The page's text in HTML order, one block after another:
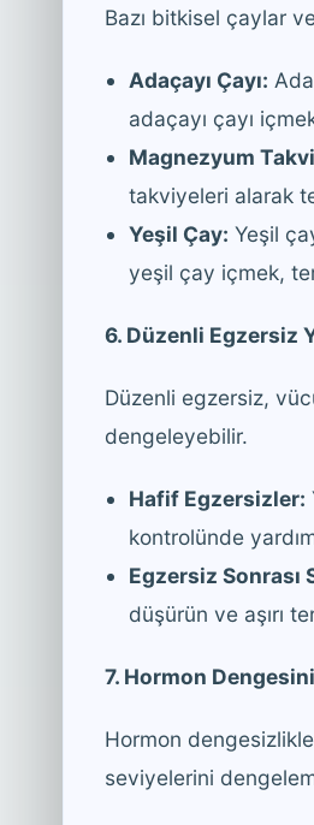
Bazı bitkisel çaylar
Adaçayı Çayı:
adaçayı çayı
Magnezyum
takviyeleri alarak
Yeşil Çay: Yeşil
yeşil çay içmek,
6. Düzenli Egzersiz
Düzenli egzersiz,
dengeleyebilir.
Hafif Egzersizler:
kontrolünde
Egzersiz Sonrası
düşürün ve aşırı
7. Hormon
Hormon
seviyelerini